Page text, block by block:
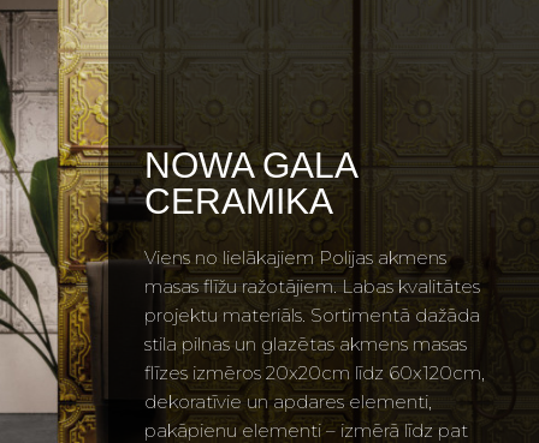
NOWA GALA
CERAMIKA
Viens no lielākajiem Polijas akmens
masas flīžu ražotājiem. Labas kvalitātes
projektu materiāls. Sortimentā dažāda
stila pilnas un glazētas akmens masas
flīzes izmēros 20x20cm līdz 60x120cm,
dekoratīvie un apdares elementi,
pakāpienu elementi – izmērā līdz pat